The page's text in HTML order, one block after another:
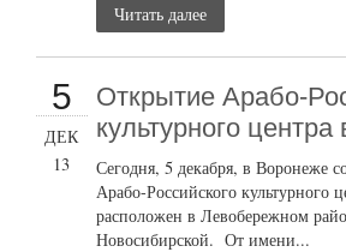
Читать далее
5
ДЕК
13
Открытие Арабо-
культурного
Сегодня, 5 декабря, в Воронеже
Арабо-Российского культурного
расположен в Левобережном
Новосибирской. От имени...